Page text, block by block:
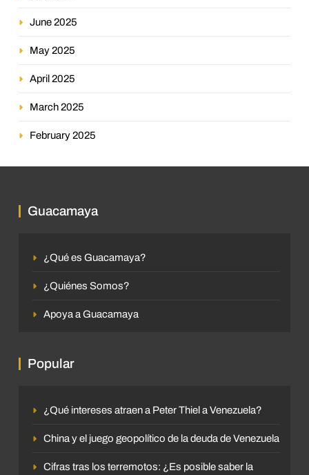
June 2025
May 2025
April 2025
March 2025
February 2025
Guacamaya
¿Qué es Guacamaya?
¿Quiénes Somos?
Apoya a Guacamaya
Popular
¿Qué intereses atraen a Peter Thiel a Venezuela?
China y el juego geopolítico de la deuda de Venezuela
Cifras tras los terremotos: ¿Es posible saber la